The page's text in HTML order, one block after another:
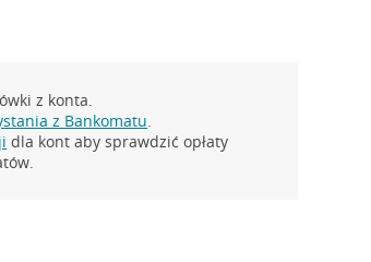
z konta.
z Bankomatu.
dla kont aby sprawdzić opłaty